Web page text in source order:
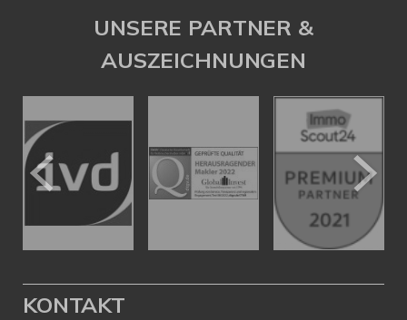
UNSERE PARTNER &
AUSZEICHNUNGEN
KONTAKT